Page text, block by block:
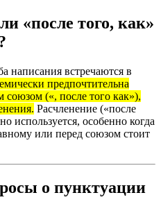
«после того, как»
написания встречаются в
предпочтительна
союзом («, после того как»),
Расчленение («после
используется, особенно когда
или перед союзом стоит
о пунктуации